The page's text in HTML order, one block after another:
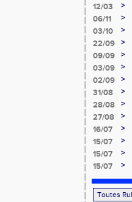
12/03
>
06/11 >
03/10 >
22/09
>
09/09
>
03/09
>
02/09 >
31/08
>
28/08 >
27/08 >
16/07 >
15/07 >
15/07
>
15/07
>